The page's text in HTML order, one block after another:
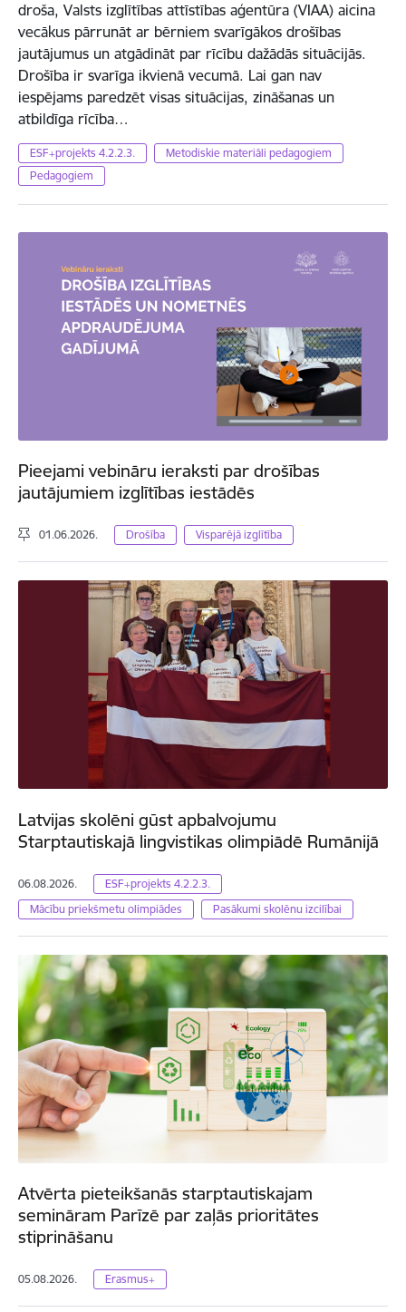
droša, Valsts izglītības attīstības aģentūra (VIAA) aicina
vecākus pārrunāt ar bērniem svarīgākos drošības
jautājumus un atgādināt par rīcību dažādās situācijās.
Drošība ir svarīga ikvienā vecumā. Lai gan nav
iespējams paredzēt visas situācijas, zināšanas un
atbildīga rīcība…
ESF+projekts 4.2.2.3.
Metodiskie materiāli pedagogiem
Pedagogiem
Pieejami vebināru ieraksti par drošības
jautājumiem izglītības iestādēs
01.06.2026. Drošība Visparējā izglītība
Latvijas skolēni gūst apbalvojumu
Starptautiskajā lingvistikas olimpiādē Rumānijā
06.08.2026.
ESF+projekts 4.2.2.3.
Mācību priekšmetu olimpiādes
Pasākumi skolēnu izcilībai
Atvērta pieteikšanās starptautiskajam
semināram Parīzē par zaļās prioritātes
stiprināšanu
05.08.2026. Erasmus+